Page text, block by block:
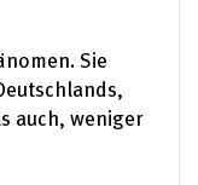
Sie
auch, weniger